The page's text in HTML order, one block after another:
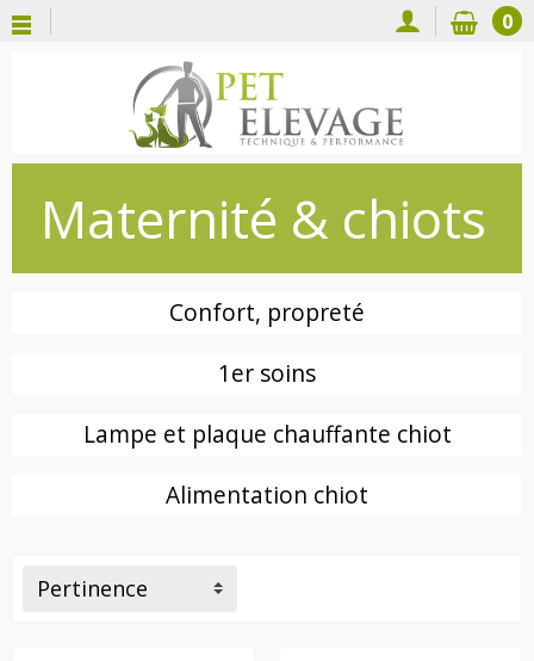
0
Maternité & chiots
Confort, propreté
1er soins
Lampe et plaque chauffante chiot
Alimentation chiot
Pertinence